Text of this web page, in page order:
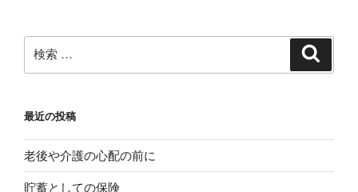
ン
検
索:
最近の投稿
老後や介護の心配の前に
貯蓄としての保険